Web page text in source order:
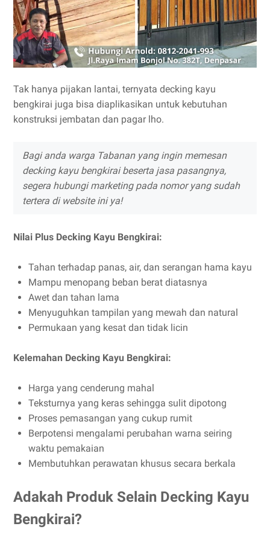
Tak hanya pijakan lantai, ternyata decking kayu
bengkirai juga bisa diaplikasikan untuk kebutuhan
konstruksi jembatan dan pagar lho.
Bagi anda warga Tabanan yang ingin memesan
decking kayu bengkirai beserta jasa pasangnya,
segera hubungi marketing pada nomor yang sudah
tertera di website ini ya!
Nilai Plus Decking Kayu Bengkirai:
Tahan terhadap panas, air, dan serangan hama kayu
Mampu menopang beban berat diatasnya
Awet dan tahan lama
Menyuguhkan tampilan yang mewah dan natural
Permukaan yang kesat dan tidak licin
Kelemahan Decking Kayu Bengkirai:
Harga yang cenderung mahal
Teksturnya yang keras sehingga sulit dipotong
Proses pemasangan yang cukup rumit
Berpotensi mengalami perubahan warna seiring
waktu pemakaian
Membutuhkan perawatan khusus secara berkala
Adakah Produk Selain Decking Kayu
Bengkirai?